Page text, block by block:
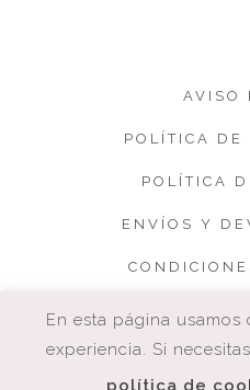
AVISO
POLÍTICA DE
POLÍTICA
ENVÍOS Y
En esta página
experiencia. Si
política de